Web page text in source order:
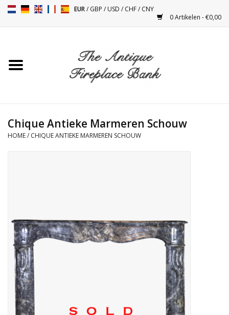
EUR/GBP /USD /CHF/CNY
0 Artikelen - €0,00
Toebehoren
Objecten
Decoratieve Outdoor
Objecten
Vloeren - Steen, Terra Cotta
& Marmer
Chique Antieke Marmeren Schouw
HOME/ CHIQUE ANTIEKE MARMEREN SCHOUW